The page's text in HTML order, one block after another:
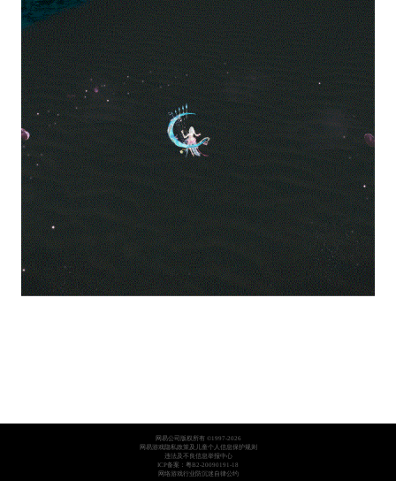
网易公司版权所有 ©1997-2026
网易游戏隐私政策及儿童个人信息保护规则
违法及不良信息举报中心
ICP备案：粤B2-20090191-18
网络游戏行业防沉迷自律公约